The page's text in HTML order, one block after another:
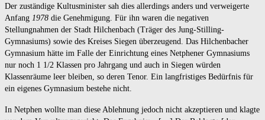
Der zuständige Kultusminister sah dies allerdings anders und verweigerte
Anfang 1978 die Genehmigung. Für ihn waren die negativen
Stellungnahmen der Stadt Hilchenbach (Träger des Jung-Stilling-
Gymnasiums) sowie des Kreises Siegen überzeugend. Das Hilchenbacher
Gymnasium hätte im Falle der Einrichtung eines Netphener Gymnasiums
nur noch 1 1/2 Klassen pro Jahrgang und auch in Siegen würden
Klassenräume leer bleiben, so deren Tenor. Ein langfristiges Bedürfnis für
ein eigenes Gymnasium bestehe nicht.
In Netphen wollte man diese Ablehnung jedoch nicht akzeptieren und klagte